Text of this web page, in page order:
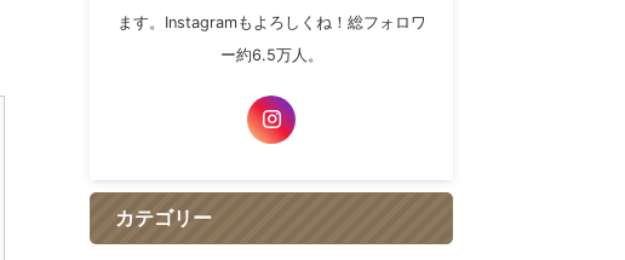
ます。Instagramもよろしくね！総フォロワ
ー約6.5万人。
カテゴリー